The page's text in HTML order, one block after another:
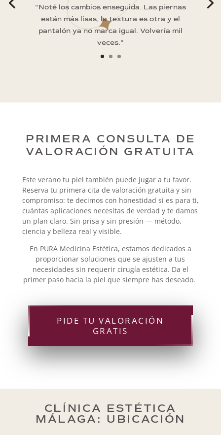
“Noté los cambios enseguida. Las piernas
están más lisas, la textura es otra y el
pantalón ya no marca igual. Volvería mil
veces.”
PRIMERA CONSULTA DE
VALORACIÓN GRATUITA
Este verano tu piel también puede jugar a tu favor.
Reserva tu primera cita de valoración gratuita y sin
compromiso: te decimos con honestidad si es para ti,
cuántas aplicaciones necesitas de verdad y te damos
un plan claro. Sin prisa y sin presión — método,
ciencia y belleza real y visible.
En PURÄ Medicina Estética, estamos dedicados a
proporcionar soluciones que se ajusten a tus
necesidades sin requerir cirugía estética. Da el
primer paso hacia la piel que siempre has deseado.
PIDE TU VALORACIÓN
GRATIS
CLÍNICA ESTÉTICA
MÁLAGA: UBICACIÓN